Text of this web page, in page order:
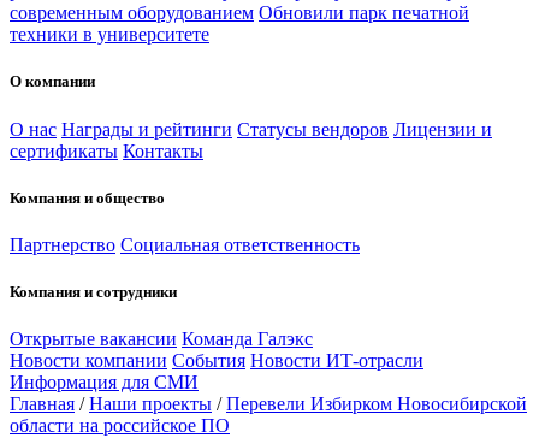
современным оборудованием Обновили парк печатной
техники в университете
О компании
О нас Награды и рейтинги Статусы вендоров Лицензии и
сертификаты Контакты
Компания и общество
Партнерство Социальная ответственность
Компания и сотрудники
Открытые вакансии Команда Галэкс
Новости компании События Новости ИТ-отрасли
Информация для СМИ
Главная / Наши проекты / Перевели Избирком Новосибирской
области на российское ПО